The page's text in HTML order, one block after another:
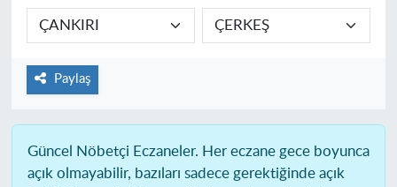
Paylaş
Güncel Nöbetçi Eczaneler. Her eczane gece boyunca
açık olmayabilir, bazıları sadece gerektiğinde açık